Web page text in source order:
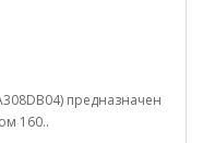
предназначен
160..